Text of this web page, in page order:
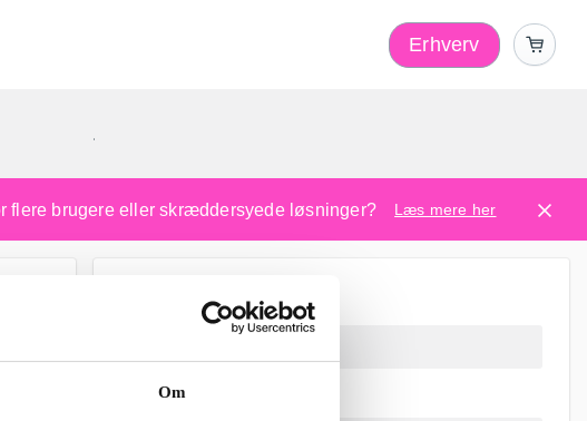
Om
Erhverv
nr. 1
flere brugere eller skræddersyede løsninger? Læs mere her